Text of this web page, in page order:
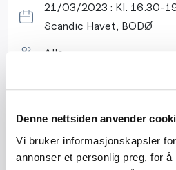
Denne nettsiden anvender
Vi bruker informasjonskapsler
annonser et personlig preg, for
Byggmesterforbundet Salten
byggebransjen i Bodø.
21/03/2023 : Kl. 16.30-
Scandic Havet, BODØ
Alle